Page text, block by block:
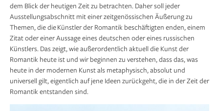
dem Blick der heutigen Zeit zu betrachten. Daher soll jeder
Ausstellungsabschnitt mit einer zeitgenössischen Äußerung zu
Themen, die die Künstler der Romantik beschäftigten enden, einem
Zitat oder einer Aussage eines deutschen oder eines russischen
Künstlers. Das zeigt, wie außerordentlich aktuell die Kunst der
Romantik heute ist und wir beginnen zu verstehen, dass das, was
heute in der modernen Kunst als metaphysisch, absolut und
universell gilt, eigentlich auf jene Ideen zurückgeht, die in der Zeit der
Romantik entstanden sind.